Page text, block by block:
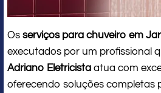
Os serviços para chuveiro em
executados por um profissional
Adriano Eletricista atua com
oferecendo soluções completas